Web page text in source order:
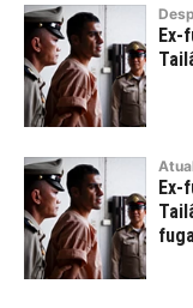
Ex-
Ex-